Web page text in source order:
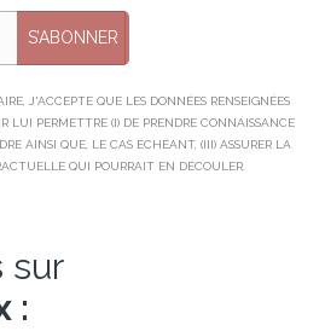
S’ABONNER
J'ACCEPTE QUE LES DONNÉES RENSEIGNÉES
LUI PERMETTRE (I) DE PRENDRE CONNAISSANCE
AINSI QUE, LE CAS ÉCHÉANT, (III) ASSURER LA
QUI POURRAIT EN DÉCOULER.
sur
: